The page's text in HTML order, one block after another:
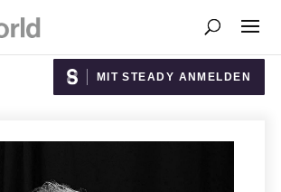
MIT STEADY ANMELDEN